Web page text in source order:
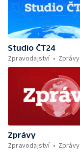
Studio ČT24
Zpravodajství
Zprávy
Zprávy
Zpravodajství
Zprávy